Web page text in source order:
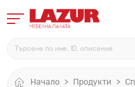
Начало Продукти